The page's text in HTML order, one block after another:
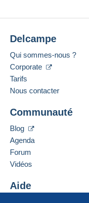
Delcampe
Qui sommes-nous ?
Corporate
Tarifs
Nous contacter
Communauté
Blog
Agenda
Forum
Vidéos
Aide